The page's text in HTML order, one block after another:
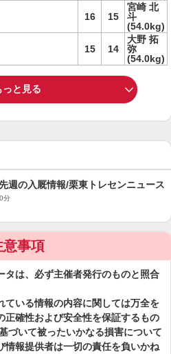
16 15
宮崎 北
斗
(54.0kg)
15 14
大野 拓
弥
(54.0kg)
っと見る
週の入厩情報/栗東トレセンニュース
分
意事項
タは、必ず主催者発行のものと照合
ている情報の内容に関しては万全を
正確性および安全性を保証するもの
づいて被ったいかなる損害について
情報提供者は一切の責任を負いかね